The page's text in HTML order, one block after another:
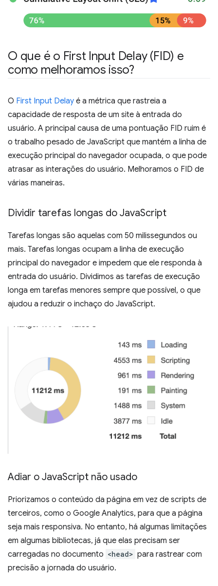
O que é o First Input Delay (FID) e
como melhoramos isso?
O First Input Delay é a métrica que rastreia a
capacidade de resposta de um site à entrada do
usuário. A principal causa de uma pontuação FID ruim é
o trabalho pesado de JavaScript que mantém a linha de
execução principal do navegador ocupada, o que pode
atrasar as interações do usuário. Melhoramos o FID de
várias maneiras.
Dividir tarefas longas do JavaScript
Tarefas longas são aquelas com 50 milissegundos ou
mais. Tarefas longas ocupam a linha de execução
principal do navegador e impedem que ele responda à
entrada do usuário. Dividimos as tarefas de execução
longa em tarefas menores sempre que possível, o que
ajudou a reduzir o inchaço do JavaScript.
Adiar o JavaScript não usado
Priorizamos o conteúdo da página em vez de scripts de
terceiros, como o Google Analytics, para que a página
seja mais responsiva. No entanto, há algumas limitações
em algumas bibliotecas, já que elas precisam ser
carregadas no documento <head> para rastrear com
precisão a jornada do usuário.